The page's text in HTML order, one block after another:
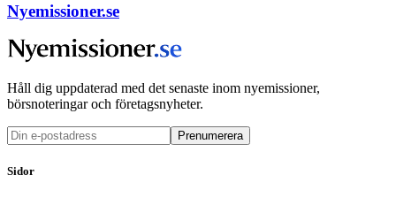
Nyemissioner.se
Håll dig uppdaterad med det senaste inom nyemissioner,
börsnoteringar och företagsnyheter.
Prenumerera
Sidor